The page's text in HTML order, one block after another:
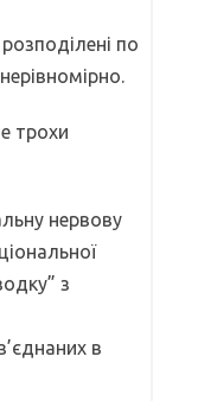
по
трохи
нервову
з
в